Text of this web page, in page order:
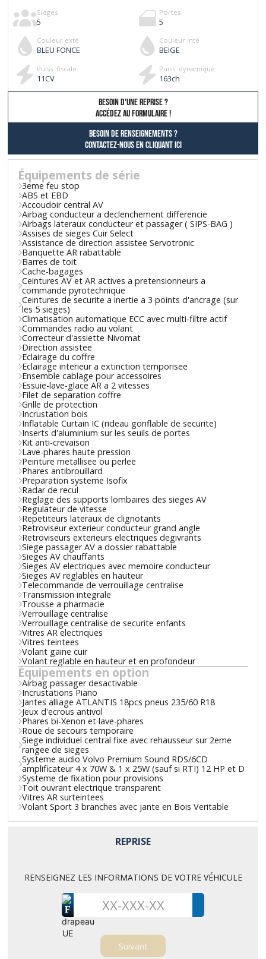
Sièges
5
Portes
5
Couleur exté
BLEU FONCE
Couleur inté
BEIGE
Puiss. fiscale
11CV
Puiss. dynamique
163ch
besoin d'une reprise ?
AccÉdez au formulaire !
Besoin de renseignements ?
contactez-nous en cliquant ici
Équipements de série
3eme feu stop
ABS et EBD
Accoudoir central AV
Airbag conducteur a declenchement differencie
Airbags lateraux conducteur et passager ( SIPS-BAG )
Assises de sieges Cuir Select
Assistance de direction assistee Servotronic
Banquette AR rabattable
Barres de toit
Cache-bagages
Ceintures AV et AR actives a pretensionneurs a
commande pyrotechnique
Ceintures de securite a inertie a 3 points d'ancrage (sur
les 5 sieges)
Climatisation automatique ECC avec multi-filtre actif
Commandes radio au volant
Correcteur d'assiette Nivomat
Direction assistee
Eclairage du coffre
Eclairage interieur a extinction temporisee
Ensemble cablage pour accessoires
Essuie-lave-glace AR a 2 vitesses
Filet de separation coffre
Grille de protection
Incrustation bois
Inflatable Curtain IC (rideau gonflable de securite)
Inserts d'aluminium sur les seuils de portes
Kit anti-crevaison
Lave-phares haute pression
Peinture metallisee ou perlee
Phares antibrouillard
Preparation systeme Isofix
Radar de recul
Reglage des supports lombaires des sieges AV
Regulateur de vitesse
Repetiteurs lateraux de clignotants
Retroviseur exterieur conducteur grand angle
Retroviseurs exterieurs electriques degivrants
Siege passager AV a dossier rabattable
Sieges AV chauffants
Sieges AV electriques avec memoire conducteur
Sieges AV reglables en hauteur
Telecommande de verrouillage centralise
Transmission integrale
Trousse a pharmacie
Verrouillage centralise
Verrouillage centralise de securite enfants
Vitres AR electriques
Vitres teintees
Volant gaine cuir
Volant reglable en hauteur et en profondeur
Équipements en option
Airbag passager desactivable
Incrustations Piano
Jantes alliage ATLANTIS 18pcs pneus 235/60 R18
Jeux d'ecrous antivol
Phares bi-Xenon et lave-phares
Roue de secours temporaire
Siege individuel central fixe avec rehausseur sur 2eme
rangee de sieges
Systeme audio Volvo Premium Sound RDS/6CD
amplificateur 4 x 70W & 1 x 25W (sauf si RTI) 12 HP et D
Systeme de fixation pour provisions
Toit ouvrant electrique transparent
Vitres AR surteintees
Volant Sport 3 branches avec jante en Bois Veritable
REPRISE
RENSEIGNEZ LES INFORMATIONS DE VOTRE VÉHICULE
F